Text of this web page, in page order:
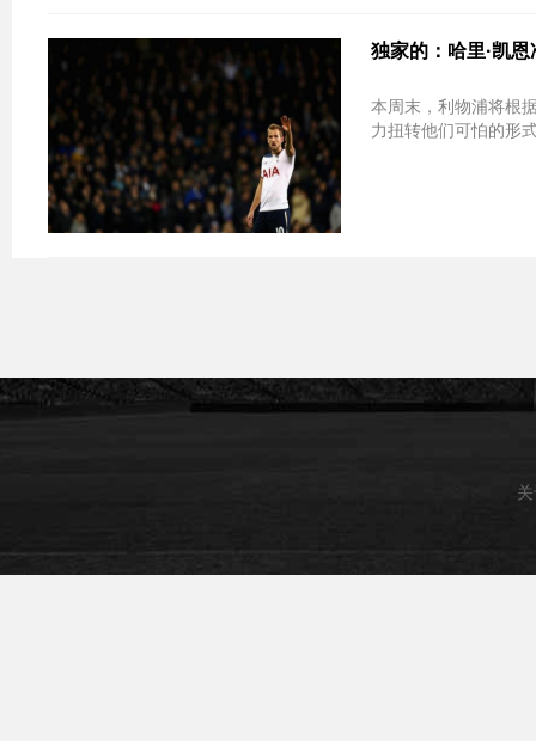
独家的：哈里·凯
本周末，利物浦将根
力扭转他们可怕的形